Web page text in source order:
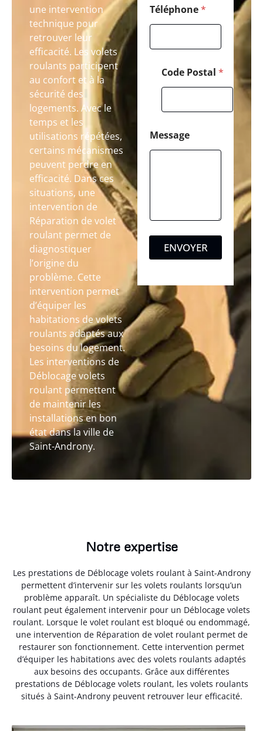
une intervention
technique pour
retrouver leur
efficacité. Les volets
roulants participent
au confort et à la
sécurité des
logements. Avec le
temps et les
utilisations répétées,
certains mécanismes
peuvent perdre en
efficacité. Dans ces
situations, une
intervention de
Réparation de volet
roulant permet de
diagnostiquer
l’origine du
problème. Cette
intervention permet
d’équiper les
habitations de volets
roulants adaptés aux
besoins du logement.
Les interventions de
Déblocage volets
roulant permettent
de maintenir les
installations en bon
état dans la ville de
Saint-Androny.
Téléphone*
Code Postal *
Message
ENVOYER
Notre expertise
Les prestations de Déblocage volets roulant à Saint-Androny
permettent d’intervenir sur les volets roulants lorsqu’un
problème apparaît. Un spécialiste du Déblocage volets
roulant peut également intervenir pour un Déblocage volets
roulant. Lorsque le volet roulant est bloqué ou endommagé,
une intervention de Réparation de volet roulant permet de
restaurer son fonctionnement. Cette intervention permet
d’équiper les habitations avec des volets roulants adaptés
aux besoins des occupants. Grâce aux différentes
prestations de Déblocage volets roulant, les volets roulants
situés à Saint-Androny peuvent retrouver leur efficacité.